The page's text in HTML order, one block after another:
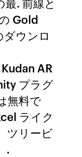
Gold
ウンロ
AR
プラグ
無料で
ライク
ツリービ
.